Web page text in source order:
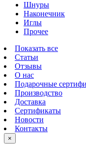
Шнуры
Наконечник
Иглы
Прочее
Показать все
Статьи
Отзывы
О нас
Подарочные
Производство
Доставка
Сертификаты
Новости
Контакты
×